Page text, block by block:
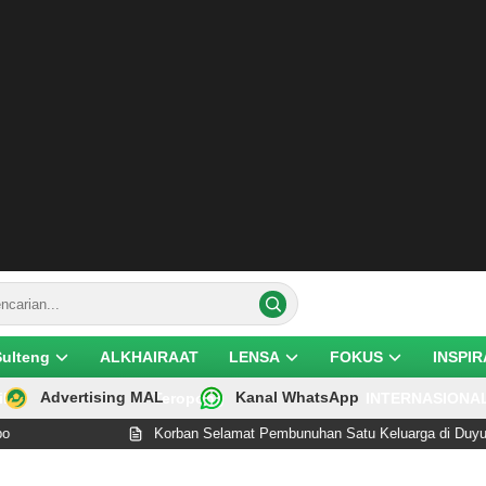
ALKHAIRAAT LENSA FOKUS
Teropong
Advertising MAL Kanal WhatsApp
Korban Selamat Pembunuhan Satu Keluarga di Duyu